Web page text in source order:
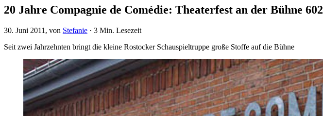
20 Jahre Compagnie de Comédie: Theaterfest an der Bühne 602
30. Juni 2011 , von Stefanie · 3 Min. Lesezeit
Seit zwei Jahrzehnten bringt die kleine Rostocker Schauspieltruppe große Stoffe auf die Bühne